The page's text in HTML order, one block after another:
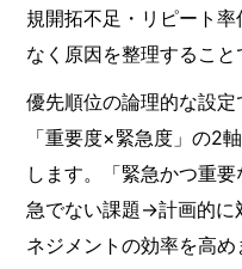
規開拓不足・リピート
なく原因を整理すること
優先順位の論理的な設
「重要度×緊急度」の2
します。「緊急かつ重
急でない課題→計画的に
ネジメントの効率を高め